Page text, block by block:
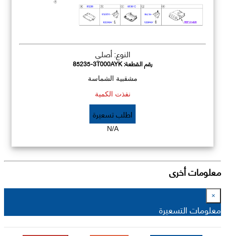
النوع: أصلي
رقم القطعة:85235-3T000AYK
مشقبية الشماسة
نفذت الكمية
اطلب تسعيرة
N/A
معلومات أخرى
×
معلومات التسعيرة